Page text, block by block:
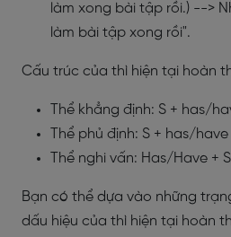
làm xong bài tập rồi.) -->
làm bài tập xong rồi".
Cấu trúc của thì hiện tại hoàn
Thể khẳng định: S + has/
Thể phủ định: S + has/
Thể nghi vấn: Has/Have +
Bạn có thể dựa vào những
dấu hiệu của thì hiện tại hoàn